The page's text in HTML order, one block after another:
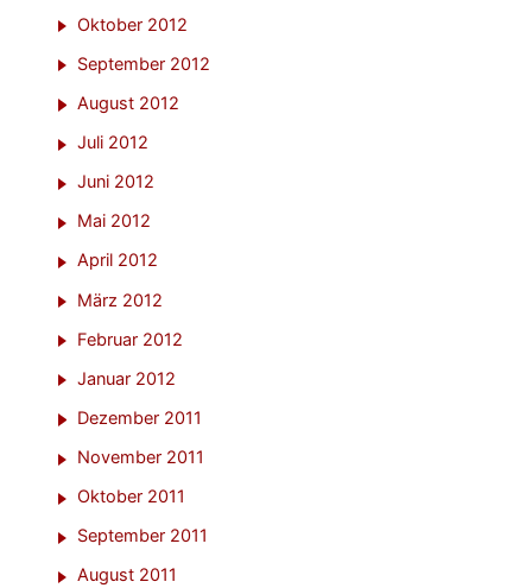
Oktober 2012
September 2012
August 2012
Juli 2012
Juni 2012
Mai 2012
April 2012
März 2012
Februar 2012
Januar 2012
Dezember 2011
November 2011
Oktober 2011
September 2011
August 2011